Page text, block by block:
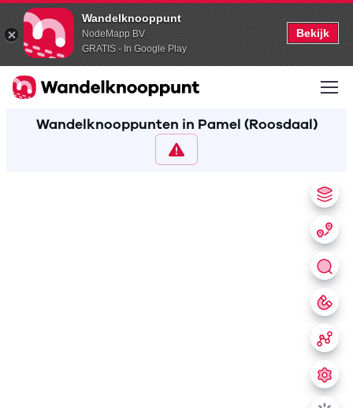
Wandelknooppunt
NodeMapp BV
GRATIS - In Google Play
Bekijk
Wandelknooppunten in Pamel (Roosdaal)